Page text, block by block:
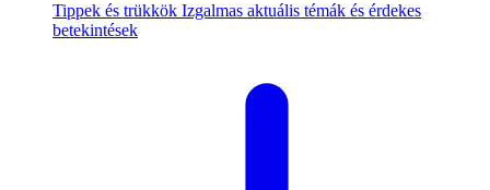
Tippek és trükkök Izgalmas aktuális témák és érdekes
betekintések